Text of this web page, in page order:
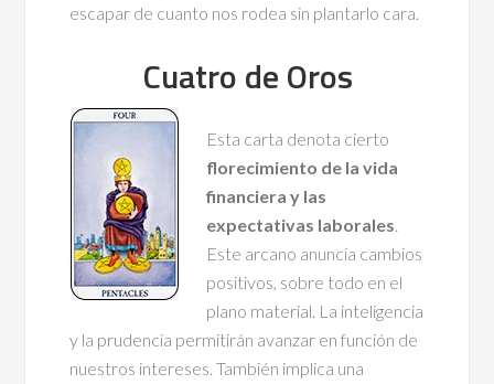
escapar de cuanto nos rodea sin plantarlo cara.
Cuatro de Oros
Esta carta denota cierto
florecimiento de la vida
financiera y las
expectativas laborales.
Este arcano anuncia cambios
positivos, sobre todo en el
plano material. La inteligencia
y la prudencia permitirán avanzar en función de
nuestros intereses. También implica una